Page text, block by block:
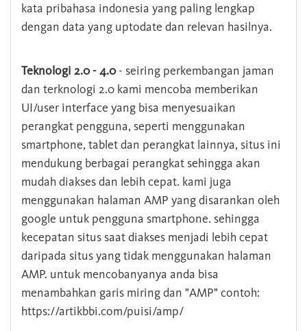
kata pribahasa indonesia yang paling lengkap
dengan data yang uptodate dan relevan hasilnya.
Teknologi 2.0 - 4.0- seiring perkembangan jaman
dan terknologi 2.0 kami mencoba memberikan
UI/user interface yang bisa menyesuaikan
perangkat pengguna, seperti menggunakan
smartphone, tablet dan perangkat lainnya, situs ini
mendukung berbagai perangkat sehingga akan
mudah diakses dan lebih cepat. kami juga
menggunakan halaman AMP yang disarankan oleh
google untuk pengguna smartphone. sehingga
kecepatan situs saat diakses menjadi lebih cepat
daripada situs yang tidak menggunakan halaman
AMP. untuk mencobanyanya anda bisa
menambahkan garis miring dan "AMP" contoh:
https://artikbbi.com/puisi/amp/